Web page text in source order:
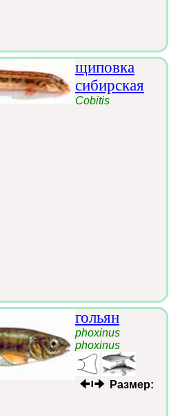
щиповка
сибирская
Cobitis
гольян
phoxinus
phoxinus
Размер: